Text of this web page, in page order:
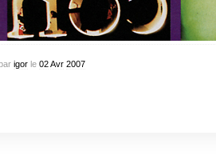
igorle 02 Avr 2007